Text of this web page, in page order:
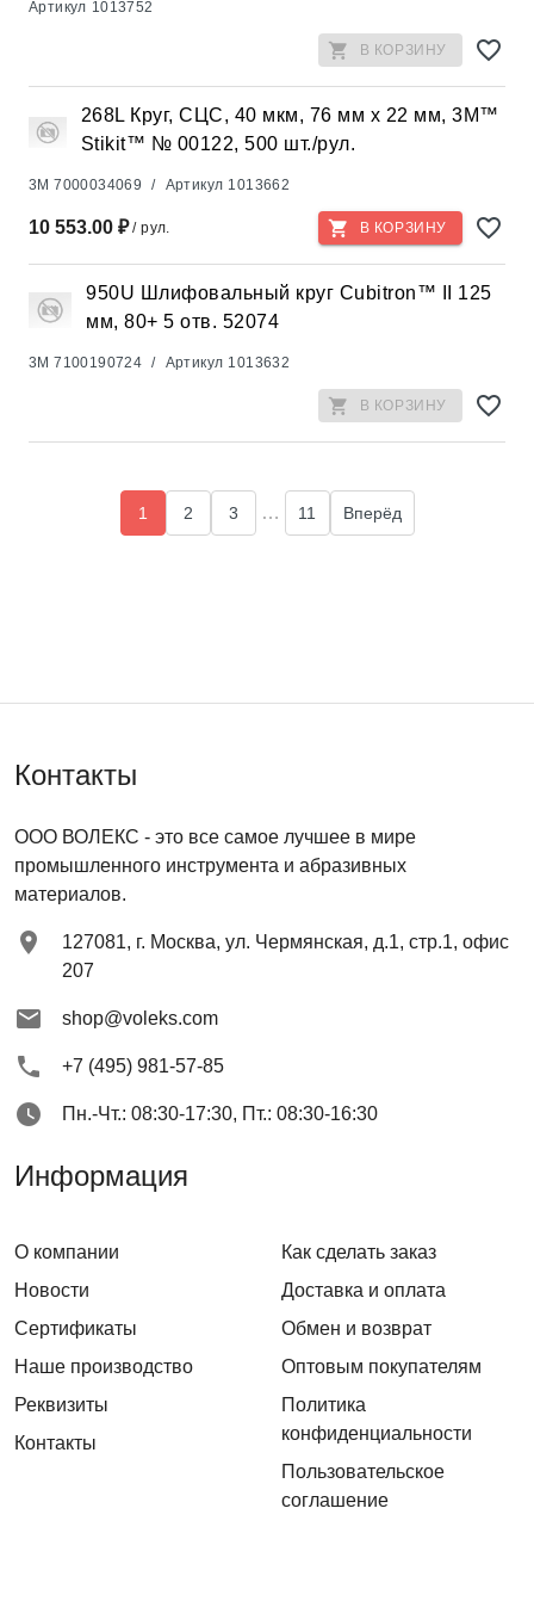
Артикул 1013752
В КОРЗИНУ
268L Круг, СЦС, 40 мкм, 76 мм х 22 мм, 3M™
Stikit™ № 00122, 500 шт./рул.
3M 7000034069 / Артикул 1013662
10 553.00 ₽/ рул. В КОРЗИНУ
950U Шлифовальный круг Cubitron™ II 125
мм, 80+ 5 отв. 52074
3M 7100190724 / Артикул 1013632
В КОРЗИНУ
1 2 3 … 11 Вперёд
Контакты
ООО ВОЛЕКС - это все самое лучшее в мире
промышленного инструмента и абразивных
материалов.
127081, г. Москва, ул. Чермянская, д.1, стр.1, офис
207
shop@voleks.com
+7 (495) 981-57-85
Пн.-Чт.: 08:30-17:30, Пт.: 08:30-16:30
Информация
О компании
Новости
Сертификаты
Наше производство
Реквизиты
Контакты
Как сделать заказ
Доставка и оплата
Обмен и возврат
Оптовым покупателям
Политика
конфиденциальности
Пользовательское
соглашение